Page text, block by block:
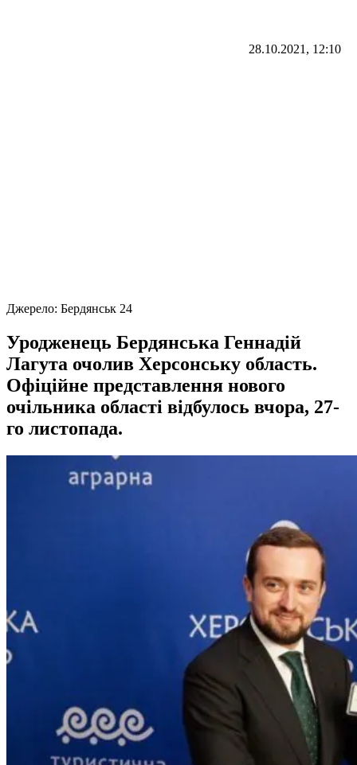
28.10.2021, 12:10
Джерело: Бердянськ 24
Уродженець Бердянська Геннадій
Лагута очолив Херсонську область.
Офіційне представлення нового
очільника області відбулось вчора, 27-
го листопада.